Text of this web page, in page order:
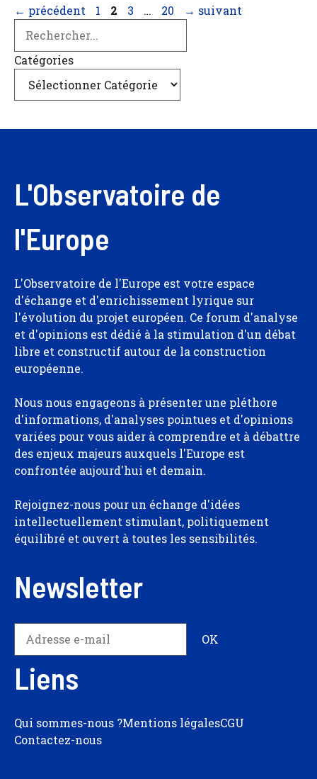
← précédent Page
1 Page
2 Page
3 … Page
20 → suivant
Catégories
L'Observatoire de
l'Europe
L'Observatoire de l'Europe est votre espace
d'échange et d'enrichissement lyrique sur
l'évolution du projet européen. Ce forum d'analyse
et d'opinions est dédié à la stimulation d'un débat
libre et constructif autour de la construction
européenne.
Nous nous engageons à présenter une pléthore
d'informations, d'analyses pointues et d'opinions
variées pour vous aider à comprendre et à débattre
des enjeux majeurs auxquels l'Europe est
confrontée aujourd'hui et demain.
Rejoignez-nous pour un échange d'idées
intellectuellement stimulant, politiquement
équilibré et ouvert à toutes les sensibilités.
Newsletter
Liens
Qui sommes-nous ?Mentions légalesCGU
Contactez-nous